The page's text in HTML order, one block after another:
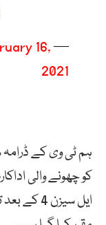
— Javed Afridi (@JAfridi10)
16,
2021
ہم ٹی وی کے
ایل سیزن